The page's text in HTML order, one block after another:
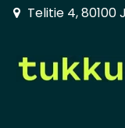
Siirry pääsisältöön
Telitie 4, 80100